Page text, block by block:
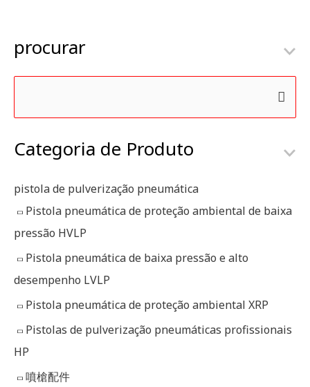
procurar
e
s
u
s
a
r
Categoria de Produto
pistola de pulverização pneumática
Pistola pneumática de proteção ambiental de baixa
pressão HVLP
Pistola pneumática de baixa pressão e alto
desempenho LVLP
Pistola pneumática de proteção ambiental XRP
Pistolas de pulverização pneumáticas profissionais
HP
噴槍配件